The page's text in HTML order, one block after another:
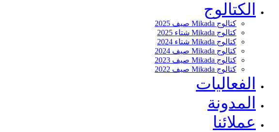
الكتالوج
كتالوج Mikada صيف 2025
كتالوج Mikada شتاء 2025
كتالوج Mikada شتاء 2024
كتالوج Mikada صيف 2024
كتالوج Mikada صيف 2023
كتالوج Mikada صيف 2022
الفعاليات
المدونة
عملائنا